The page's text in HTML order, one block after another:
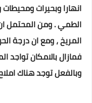
انهارا وبحيرات
الطمي . ومن المحتمل
المريخ ، ومع ان درجة
فمازال بالامكان تواجد
وبالفعل توجد هناك